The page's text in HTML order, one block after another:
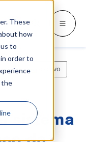
These
how
to
order to
the
Prodotti
con 90% di
Settori
evaporativo
sistema